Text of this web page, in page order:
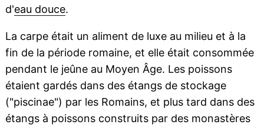
d'eau douce.
La carpe était un aliment de luxe au milieu et à la
fin de la période romaine, et elle était consommée
pendant le jeûne au Moyen Âge. Les poissons
étaient gardés dans des étangs de stockage
("piscinae") par les Romains, et plus tard dans des
étangs à poissons construits par des monastères